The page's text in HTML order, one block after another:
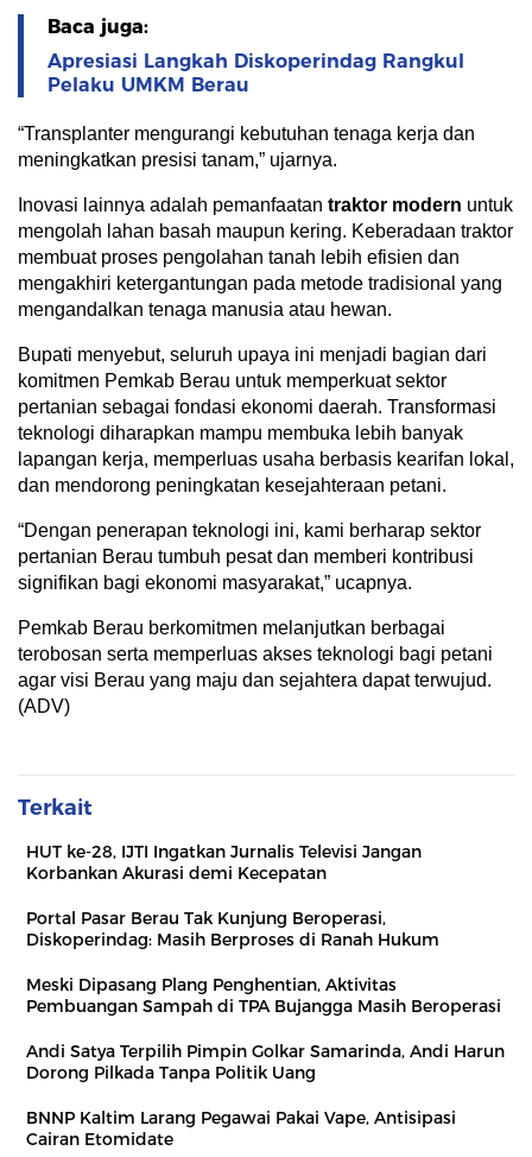
Baca juga:
Apresiasi Langkah Diskoperindag Rangkul
Pelaku UMKM Berau
“Transplanter mengurangi kebutuhan tenaga kerja dan
meningkatkan presisi tanam,” ujarnya.
Inovasi lainnya adalah pemanfaatan traktor modern untuk
mengolah lahan basah maupun kering. Keberadaan traktor
membuat proses pengolahan tanah lebih efisien dan
mengakhiri ketergantungan pada metode tradisional yang
mengandalkan tenaga manusia atau hewan.
Bupati menyebut, seluruh upaya ini menjadi bagian dari
komitmen Pemkab Berau untuk memperkuat sektor
pertanian sebagai fondasi ekonomi daerah. Transformasi
teknologi diharapkan mampu membuka lebih banyak
lapangan kerja, memperluas usaha berbasis kearifan lokal,
dan mendorong peningkatan kesejahteraan petani.
“Dengan penerapan teknologi ini, kami berharap sektor
pertanian Berau tumbuh pesat dan memberi kontribusi
signifikan bagi ekonomi masyarakat,” ucapnya.
Pemkab Berau berkomitmen melanjutkan berbagai
terobosan serta memperluas akses teknologi bagi petani
agar visi Berau yang maju dan sejahtera dapat terwujud.
(ADV)
Terkait
HUT ke-28, IJTI Ingatkan Jurnalis Televisi Jangan
Korbankan Akurasi demi Kecepatan
Portal Pasar Berau Tak Kunjung Beroperasi,
Diskoperindag: Masih Berproses di Ranah Hukum
Meski Dipasang Plang Penghentian, Aktivitas
Pembuangan Sampah di TPA Bujangga Masih Beroperasi
Andi Satya Terpilih Pimpin Golkar Samarinda, Andi Harun
Dorong Pilkada Tanpa Politik Uang
BNNP Kaltim Larang Pegawai Pakai Vape, Antisipasi
Cairan Etomidate